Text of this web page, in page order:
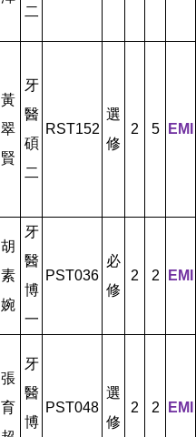
二
黃
翠
賢
牙
醫
碩
二
RST152
選
修
2 5 EMI
胡
素
婉
牙
醫
博
一
PST036
必
修
2 2 EMI
張
育
牙
醫
博
PST048
選
修
2 2 EMI